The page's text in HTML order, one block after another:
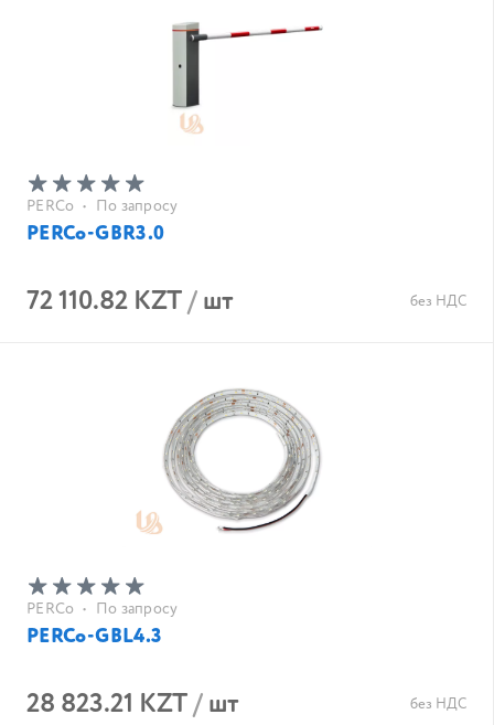
PERCo • По запросу
PERCo-GBR3.0
72 110.82 KZT/шт без НДС
PERCo • По запросу
PERCo-GBL4.3
28 823.21 KZT/шт без НДС